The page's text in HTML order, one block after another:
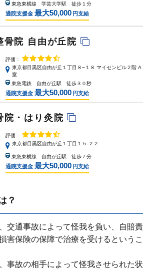
東急東横線 学芸大学駅 徒歩１分
通院支援金 最大50,000 円支給
骨院 自由が丘院
評価：
東京都目黒区自由が丘１丁目８−１８ マイセンビル２階 A
室
東急電鉄 自由が丘駅 徒歩３０秒
通院支援金 最大50,000 円支給
院・はり灸院
評価：
東京都目黒区自由が丘１丁目１５-２２
東急東横線 自由が丘駅 徒歩７分
通院支援金 最大50,000 円支給
？
交通事故によって怪我を負い、⾃賠責
害保険の保障で治療を受けるというこ
事故の相⼿によって怪我させられた状